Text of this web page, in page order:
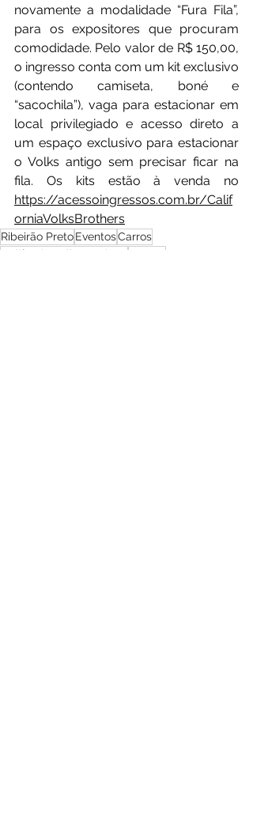
novamente a modalidade “Fura Fila”,
para os expositores que procuram
comodidade. Pelo valor de R$ 150,00,
o ingresso conta com um kit exclusivo
(contendo camiseta, boné e
“sacochila”), vaga para estacionar em
local privilegiado e acesso direto a
um espaço exclusivo para estacionar
o Volks antigo sem precisar ficar na
https://acessoingressos.com.br/Calif
orniaVolksBrothers
Ribeirão PretoEventosCarros
California Volks Brothers